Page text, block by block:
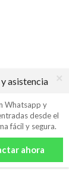
asistencia
Whatsapp y
desde el
fácil y segura.
ahora